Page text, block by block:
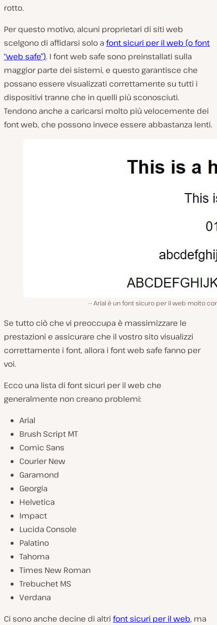
rotto.
Per questo motivo, alcuni proprietari di siti web
scelgono di affidarsi solo a font sicuri per il web (o font
“web safe”). I font web safe sono preinstallati sulla
maggior parte dei sistemi, e questo garantisce che
possano essere visualizzati correttamente su tutti i
dispositivi tranne che in quelli più sconosciuti.
Tendono anche a caricarsi molto più velocemente dei
font web, che possono invece essere abbastanza lenti.
Arial è un font sicuro per il web molto
Se tutto ciò che vi preoccupa è massimizzare le
prestazioni e assicurare che il vostro sito visualizzi
correttamente i font, allora i font web safe fanno per
voi.
Ecco una lista di font sicuri per il web che
generalmente non creano problemi:
Arial
Brush Script MT
Comic Sans
Courier New
Garamond
Georgia
Helvetica
Impact
Lucida Console
Palatino
Tahoma
Times New Roman
Trebuchet MS
Verdana
Ci sono anche decine di altri font sicuri per il web, ma